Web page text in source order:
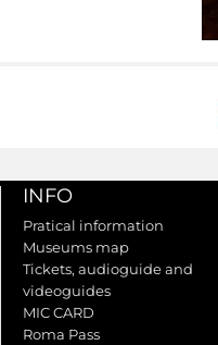
INFO
Pratical information
Museums map
Tickets, audioguide and
videoguides
MIC CARD
Roma Pass